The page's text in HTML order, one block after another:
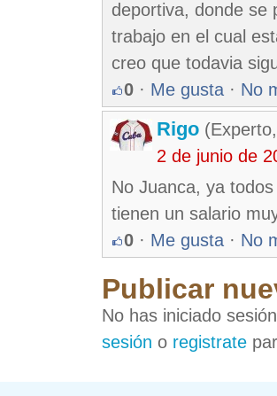
deportiva, donde se
trabajo en el cual
creo que todavia
0 · Me gusta · No
Rigo
2 de junio de
No Juanca, ya
tienen un salario
0 · Me gusta · No
Publicar
No has iniciado
sesión o registrate